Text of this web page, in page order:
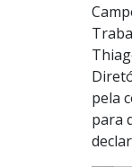
pela
para